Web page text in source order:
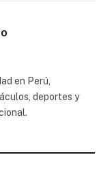
en Perú,
deportes y